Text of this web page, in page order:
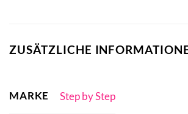
ZUSÄTZLICHE
MARKE Step by Step